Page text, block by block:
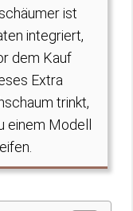
ist
integriert,
dem Kauf
Extra
trinkt,
einem Modell